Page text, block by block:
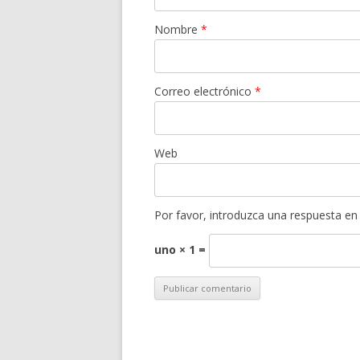
Nombre *
Correo electrónico *
Web
Por favor, introduzca una respuesta en
uno × 1 =